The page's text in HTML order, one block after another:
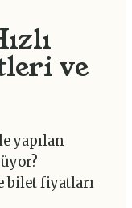
ve
yapılan
bilet fiyatları